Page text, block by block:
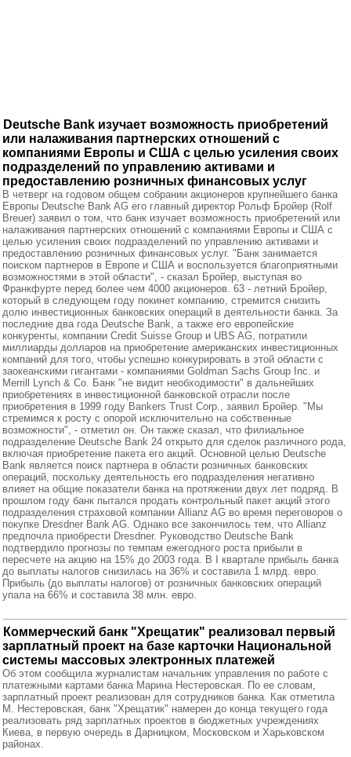
Deutsche Bank изучает возможность приобретений
или налаживания партнерских отношений с
компаниями Европы и США с целью усиления своих
подразделений по управлению активами и
предоставлению розничных финансовых услуг
В четверг на годовом общем собрании акционеров крупнейшего банка
Европы Deutsche Bank AG его главный директор Рольф Бройер (Rolf
Breuer) заявил о том, что банк изучает возможность приобретений или
налаживания партнерских отношений с компаниями Европы и США с
целью усиления своих подразделений по управлению активами и
предоставлению розничных финансовых услуг. "Банк занимается
поиском партнеров в Европе и США и воспользуется благоприятными
возможностями в этой области", - сказал Бройер, выступая во
Франкфурте перед более чем 4000 акционеров. 63 - летний Бройер,
который в следующем году покинет компанию, стремится снизить
долю инвестиционных банковских операций в деятельности банка. За
последние два года Deutsche Bank, а также его европейские
конкуренты, компании Credit Suisse Group и UBS AG, потратили
миллиарды долларов на приобретение американских инвестиционных
компаний для того, чтобы успешно конкурировать в этой области с
заокеанскими гигантами - компаниями Goldman Sachs Group Inc. и
Merrill Lynch & Co. Банк "не видит необходимости" в дальнейших
приобретениях в инвестиционной банковской отрасли после
приобретения в 1999 году Bankers Trust Corp., заявил Бройер. "Мы
стремимся к росту с опорой исключительно на собственные
возможности", - отметил он. Он также сказал, что филиальное
подразделение Deutsche Bank 24 открыто для сделок различного рода,
включая приобретение пакета его акций. Основной целью Deutsche
Bank является поиск партнера в области розничных банковских
операций, поскольку деятельность его подразделения негативно
влияет на общие показатели банка на протяжении двух лет подряд. В
прошлом году банк пытался продать контрольный пакет акций этого
подразделения страховой компании Allianz AG во время переговоров о
покупке Dresdner Bank AG. Однако все закончилось тем, что Allianz
предпочла приобрести Dresdner. Руководство Deutsche Bank
подтвердило прогнозы по темпам ежегодного роста прибыли в
пересчете на акцию на 15% до 2003 года. В I квартале прибыль банка
до выплаты налогов снизилась на 36% и составила 1 млрд. евро.
Прибыль (до выплаты налогов) от розничных банковских операций
упала на 66% и составила 38 млн. евро.
Коммерческий банк "Хрещатик" реализовал первый
зарплатный проект на базе карточки Национальной
системы массовых электронных платежей
Об этом сообщила журналистам начальник управления по работе с
платежными картами банка Марина Нестеровская. По ее словам,
зарплатный проект реализован для сотрудников банка. Как отметила
М. Нестеровская, банк "Хрещатик" намерен до конца текущего года
реализовать ряд зарплатных проектов в бюджетных учреждениях
Киева, в первую очередь в Дарницком, Московском и Харьковском
районах.